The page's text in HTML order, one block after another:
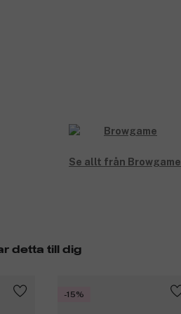
Se allt från Browgame
detta till dig
-15%